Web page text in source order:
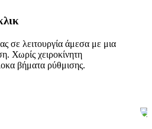
σε λειτουργία άμεσα με μια
Χωρίς χειροκίνητη
βήματα ρύθμισης.